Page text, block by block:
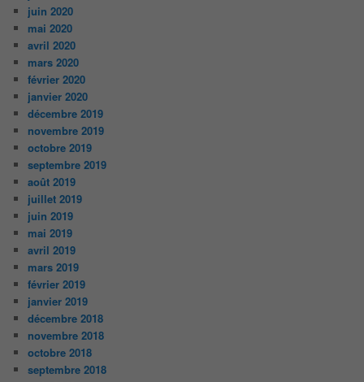
juin 2020
mai 2020
avril 2020
mars 2020
février 2020
janvier 2020
décembre 2019
novembre 2019
octobre 2019
septembre 2019
août 2019
juillet 2019
juin 2019
mai 2019
avril 2019
mars 2019
février 2019
janvier 2019
décembre 2018
novembre 2018
octobre 2018
septembre 2018